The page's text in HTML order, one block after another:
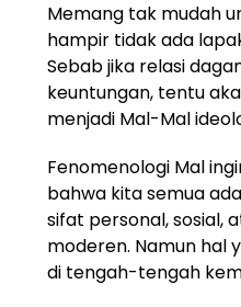
Memang tak mudah
hampir tidak ada
Sebab jika relasi
keuntungan, tentu
menjadi Mal-Mal
Fenomenologi Mal
bahwa kita semua
sifat personal, sosial,
moderen. Namun hal
di tengah-tengah